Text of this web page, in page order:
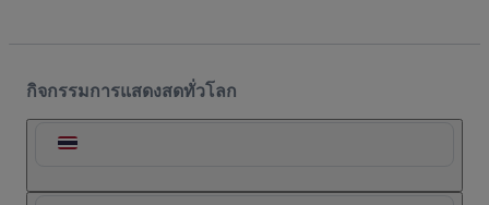
กิจกรรมการแสดงสดทั่วโลก